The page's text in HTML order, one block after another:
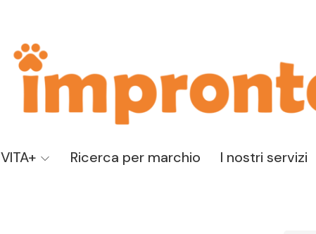
VITA+ Ricerca per marchio I nostri servizi